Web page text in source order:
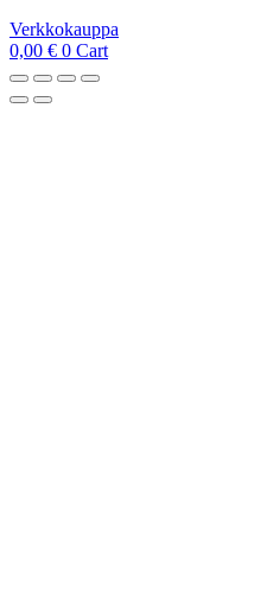
Verkkokauppa
0,00 € 0 Cart